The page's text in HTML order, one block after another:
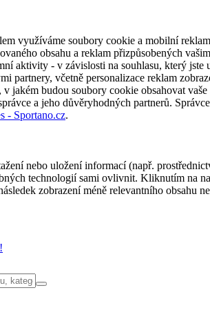
využíváme soubory cookie a mobilní
obsahu a reklam přizpůsobených
aktivity - v závislosti na souhlasu, který
včetně personalizace reklam
jakém budou soubory cookie obsahovat
a jeho důvěryhodných partnerů.
- Sportano.cz.
nebo uložení informací (např.
technologií sami ovlivnit. Kliknutím na
zobrazení méně relevantního obsahu